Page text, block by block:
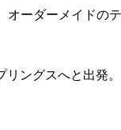
オーダーメイドの
ングスへと出発。